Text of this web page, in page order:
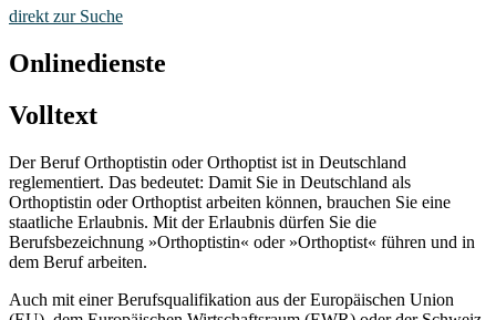
direkt zur Suche
Onlinedienste
Volltext
Der Beruf Orthoptistin oder Orthoptist ist in Deutschland
reglementiert. Das bedeutet: Damit Sie in Deutschland als
Orthoptistin oder Orthoptist arbeiten können, brauchen Sie eine
staatliche Erlaubnis. Mit der Erlaubnis dürfen Sie die
Berufsbezeichnung »Orthoptistin« oder »Orthoptist« führen und in
dem Beruf arbeiten.
Auch mit einer Berufsqualifikation aus der Europäischen Union